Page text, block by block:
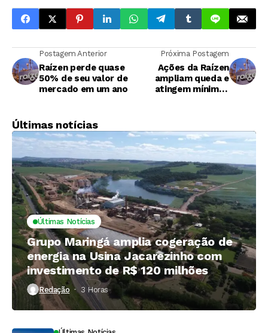
Postagem Anterior
Raízen perde quase
50% de seu valor de
mercado em um ano
Próxima Postagem
Ações da Raízen
ampliam queda e
atingem mínimas
Últimas notícias
Últimas Notícias
Grupo Maringá amplia cogeração de
energia na Usina Jacarezinho com
investimento de R$ 120 milhões
Redação 3 Horas ⁮